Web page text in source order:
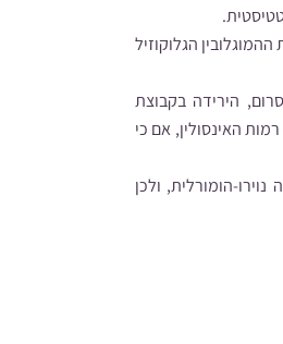
הגלוקוזיל
הירידה בקבוצת
האינסולין, אם כי
הומורלית, ולכן